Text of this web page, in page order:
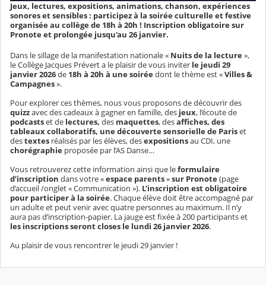
Jeux, lectures, expositions, animations, chanson, expériences
sonores et sensibles : participez à la soirée culturelle et festive
organisée au collège de 18h à 20h ! Inscription obligatoire sur
Pronote et prolongée jusqu'au 26 janvier.
Dans le sillage de la manifestation nationale « Nuits de la lecture»,
le Collège Jacques Prévert a le plaisir de vous inviter le jeudi 29
janvier 2026de 18h à 20h à une soiréedont le thème est «Villes &
Campagnes».
Pour explorer ces thèmes, nous vous proposons de découvrir des
quizzavec des cadeaux à gagner en famille, des jeux, l’écoute de
podcastset de lectures, des maquettes, desaffiches, des
tableaux collaboratifs, une découverte sensorielle de Pariset
destextes réalisés par les élèves, desexpositionsau CDI, une
chorégraphie proposée par l’AS Danse…
Vous retrouverez cette information ainsi que leformulaire
d’inscription dans votre «espace parents»sur Pronote(page
d’accueil /onglet « Communication »). L’inscription est obligatoire
pour participer à la soirée. Chaque élève doit être accompagné par
un adulte et peut venir avec quatre personnes au maximum. Il n’y
aura pas d’inscription-papier. La jauge est fixée à 200 participants et
les inscriptions seront closes le lundi 26 janvier2026.
Au plaisir de vous rencontrer le jeudi 29 janvier !